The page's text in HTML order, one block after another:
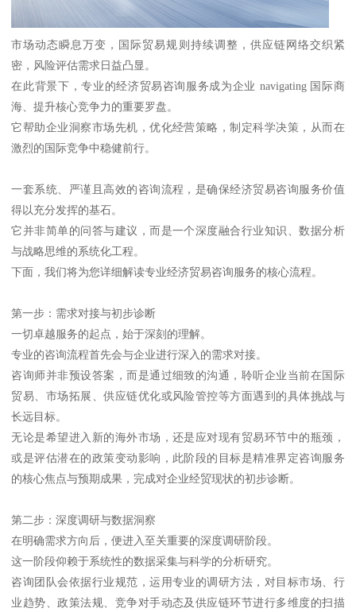
市场动态瞬息万变，国际贸易规则持续调整，供应链网络交织紧
密，风险评估需求日益凸显。
在此背景下，专业的经济贸易咨询服务成为企业 navigating 国际商
海、提升核心竞争力的重要罗盘。
它帮助企业洞察市场先机，优化经营策略，制定科学决策，从而在
激烈的国际竞争中稳健前行。
一套系统、严谨且高效的咨询流程，是确保经济贸易咨询服务价值
得以充分发挥的基石。
它并非简单的问答与建议，而是一个深度融合行业知识、数据分析
与战略思维的系统化工程。
下面，我们将为您详细解读专业经济贸易咨询服务的核心流程。
第一步：需求对接与初步诊断
一切卓越服务的起点，始于深刻的理解。
专业的咨询流程首先会与企业进行深入的需求对接。
咨询师并非预设答案，而是通过细致的沟通，聆听企业当前在国际
贸易、市场拓展、供应链优化或风险管控等方面遇到的具体挑战与
长远目标。
无论是希望进入新的海外市场，还是应对现有贸易环节中的瓶颈，
或是评估潜在的政策变动影响，此阶段的目标是精准界定咨询服务
的核心焦点与预期成果，完成对企业经贸现状的初步诊断。
第二步：深度调研与数据洞察
在明确需求方向后，便进入至关重要的深度调研阶段。
这一阶段仰赖于系统性的数据采集与科学的分析研究。
咨询团队会依据行业规范，运用专业的调研方法，对目标市场、行
业趋势、政策法规、竞争对手动态及供应链环节进行多维度的扫描